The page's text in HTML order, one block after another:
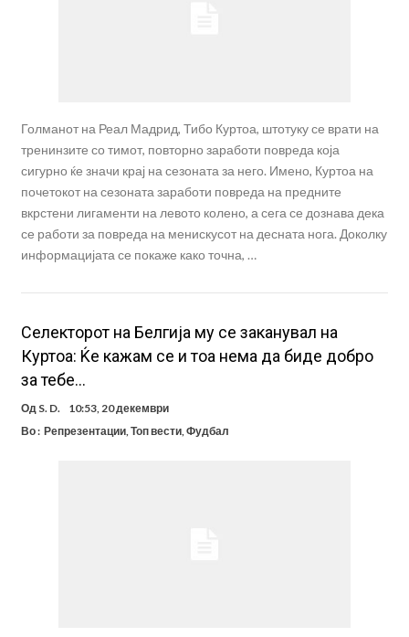
Голманот на Реал Мадрид, Тибо Куртоа, штотуку се врати на
тренинзите со тимот, повторно заработи повреда која
сигурно ќе значи крај на сезоната за него. Имено, Куртоа на
почетокот на сезоната заработи повреда на предните
вкрстени лигаменти на левото колено, а сега се дознава дека
се работи за повреда на менискусот на десната нога. Доколку
информацијата се покаже како точна, …
Селекторот на Белгија му се заканувал на
Куртоа: Ќе кажам се и тоа нема да биде добро
за тебе…
Од S. D.
10:53, 20 декември
Во : Репрезентации, Топ вести, Фудбал